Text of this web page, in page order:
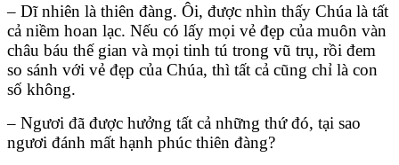
– Dĩ nhiên là thiên đàng. Ôi, được nhìn thấy Chúa là tất
cả niềm hoan lạc. Nếu có lấy mọi vẻ đẹp của muôn vàn
châu báu thế gian và mọi tinh tú trong vũ trụ, rồi đem
so sánh với vẻ đẹp của Chúa, thì tất cả cũng chỉ là con
số không.
– Ngươi đã được hưởng tất cả những thứ đó, tại sao
ngươi đánh mất hạnh phúc thiên đàng?